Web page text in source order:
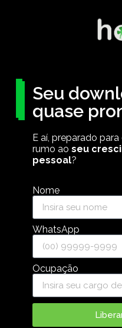
Seu
quase
E aí, preparado
rumo ao seu
pessoal?
Nome
WhatsApp
Ocupação